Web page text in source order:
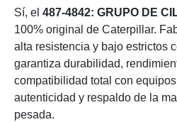
Sí, el 487-4842: GRUPO DE
100% original de Caterpillar.
alta resistencia y bajo estrictos
garantiza durabilidad,
compatibilidad total con
autenticidad y respaldo de la
pesada.